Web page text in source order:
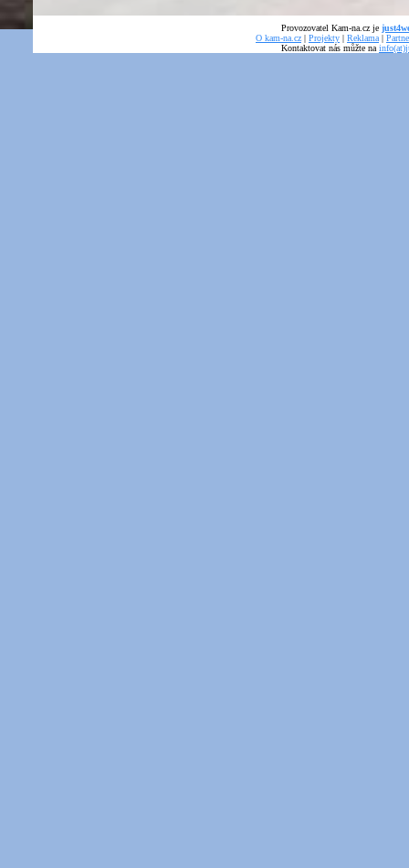
Provozovatel Kam-na.cz je
O kam-na.cz | Projekty | Reklama |
Kontaktovat nás můžte na